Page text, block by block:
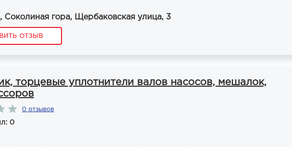
Соколиная гора, Щербаковская улица, 3
отзыв
торцевые уплотнители валов насосов, мешалок,
0 отзывов
0